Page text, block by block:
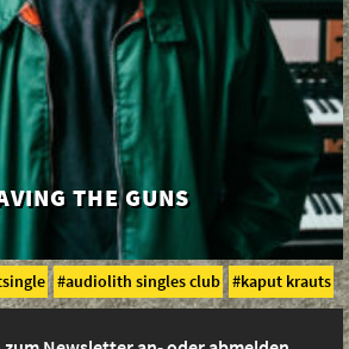
THE GUNS
audiolith singles club kaput krauts